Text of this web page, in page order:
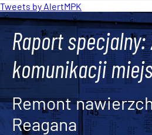
Tweets by AlertMPK
Raport
komunikacji
Remont
Reagana